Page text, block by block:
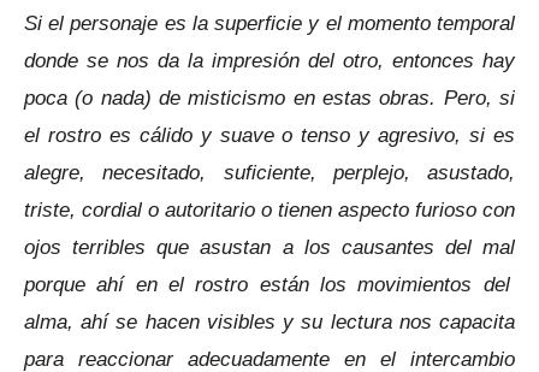
Si el personaje es la superficie y el momento temporal
donde se nos da la impresión del otro, entonces hay
poca (o nada) de misticismo en estas obras. Pero, si
el rostro es cálido y suave o tenso y agresivo, si es
alegre, necesitado, suficiente, perplejo, asustado,
triste, cordial o autoritario o tienen aspecto furioso con
ojos terribles que asustan a los causantes del mal
porque ahí en el rostro están los movimientos del
alma, ahí se hacen visibles y su lectura nos capacita
para reaccionar adecuadamente en el intercambio